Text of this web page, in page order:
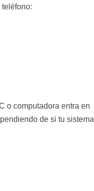
o computadora entra en
de si tu sistema